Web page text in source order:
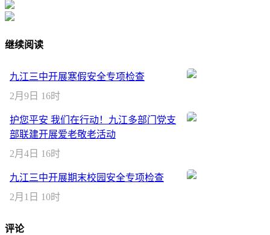
继续阅读
九江三中开展寒假安全专项检查
2月9日 16时
护您平安 我们在行动！九江多部门党支
部联建开展爱老敬老活动
2月4日 16时
九江三中开展期末校园安全专项检查
2月1日 10时
评论